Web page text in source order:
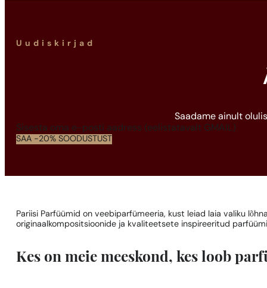
Uudiskirjad
Saadame ainult
Section
SAA -20% SOODUSTUST
Pariisi Parfüümid on veebiparfümeeria, kust leiad laia valiku
originaalkompositsioonide ja kvaliteetsete inspireeritud
Kes on meie meeskond, kes loob